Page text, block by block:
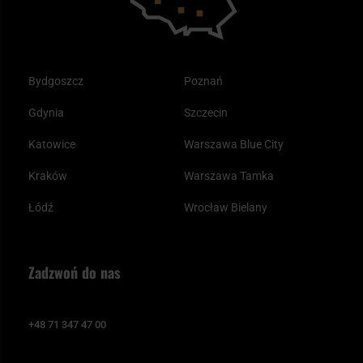
Bydgoszcz
Gdynia
Katowice
Kraków
Łódź
Poznań
Szczecin
Warszawa Blue City
Warszawa Tamka
Wrocław Bielany
Zadzwoń do nas
+48 71 347 47 00